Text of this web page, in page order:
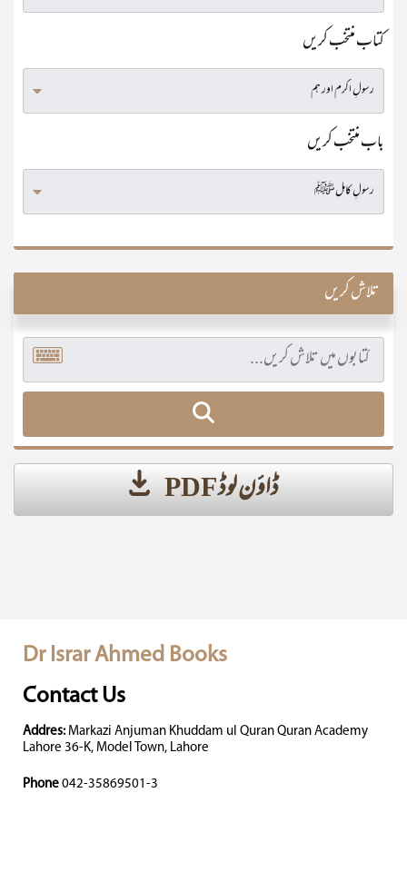
کتاب منتخب کریں
باب منتخب کریں
تلاش کریں
ڈاؤن لوڈ PDF
Dr Israr Ahmed Books
Contact Us
Addres: Markazi Anjuman Khuddam ul Quran Quran Academy
Lahore 36-K, Model Town, Lahore
Phone 042-35869501-3